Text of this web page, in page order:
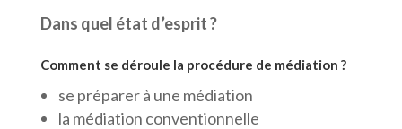
Dans quel état d’esprit ?
Comment se déroule la procédure de médiation ?
se préparer à une médiation
la médiation conventionnelle